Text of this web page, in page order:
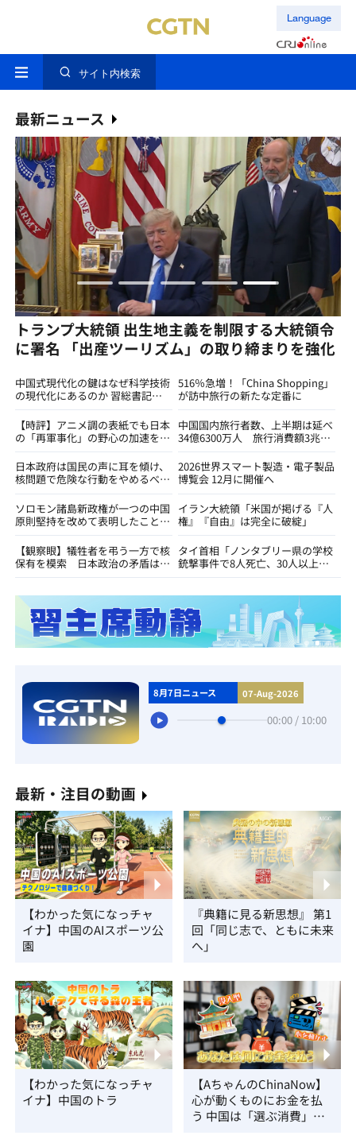
Language
サイト内検索
最新ニュース
CGTN世論調査 日本の右翼による「戦争で豊か
になる論」 誰をだまそうというのか
中国式現代化の鍵はなぜ科学技術
の現代化にあるのか 習総書記が
戦略的な指針を提示
【時評】アニメ調の表紙でも日本
の「再軍事化」の野心の加速を覆
い隠せず
日本政府は国民の声に耳を傾け、
核問題で危険な行動をやめるべき
だ=外交部
ソロモン諸島新政権が一つの中国
原則堅持を改めて表明したことを
評価＝外交部
【観察眼】犠牲者を弔う一方で核
保有を模索 日本政治の矛盾はい
つまで続くのか
516％急増！「China Shopping」
が訪中旅行の新たな定番に
中国国内旅行者数、上半期は延べ
34億6300万人 旅行消費額3兆
2100億元
2026世界スマート製造・電子製品
博覧会 12月に開催へ
イラン大統領「米国が掲げる『人
権』『自由』は完全に破綻」
タイ首相「ノンタブリー県の学校
銃撃事件で8人死亡、30人以上負
傷」
8月7日ニュース 07-Aug-2026
00:00 / 10:00
最新・注目の動画
【わかった気になっチャ
イナ】中国のAIスポーツ公
園
『典籍に見る新思想』 第1
回「同じ志で、ともに未来
へ」
【わかった気になっチャ
イナ】中国のトラ
【AちゃんのChinaNow】
心が動くものにお金を払
う 中国は「選ぶ消費」の